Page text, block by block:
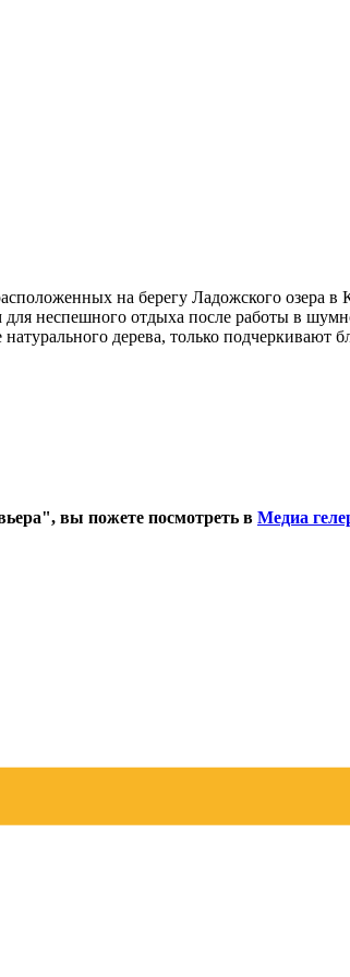
на берегу Ладожского озера
неспешного отдыха после работы в
дерева, только подчеркивают
вы пожете посмотреть в Медиа